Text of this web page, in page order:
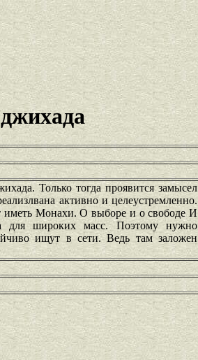
Только тогда проявится замысел
активно и целеустремленно.
иметь Монахи. О выборе и о свободе И
для широких масс. Поэтому нужно
ищут в сети. Ведь там заложен